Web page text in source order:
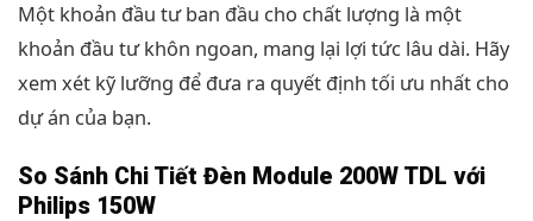
Một khoản đầu tư ban đầu cho chất lượng là một
khoản đầu tư khôn ngoan, mang lại lợi tức lâu dài. Hãy
xem xét kỹ lưỡng để đưa ra quyết định tối ưu nhất cho
dự án của bạn.
So Sánh Chi Tiết Đèn Module 200W TDL với
Philips 150W